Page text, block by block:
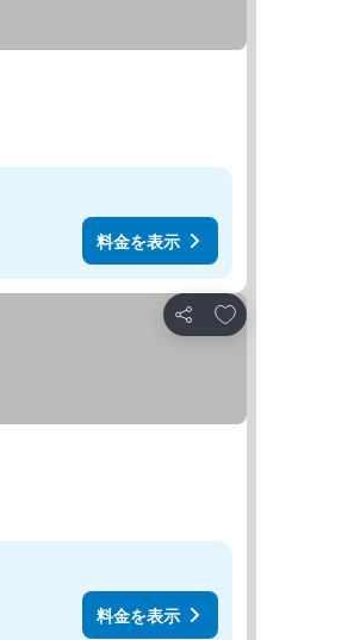
料金を表示
シェア
お気に入りに追加
料金を表示